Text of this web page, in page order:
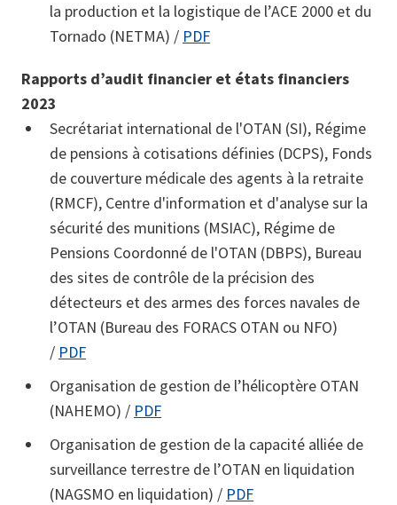
la production et la logistique de l’ACE 2000 et du
Tornado (NETMA) / PDF
Rapports d’audit financier et états financiers
2023
Secrétariat international de l'OTAN (SI), Régime
de pensions à cotisations définies (DCPS), Fonds
de couverture médicale des agents à la retraite
(RMCF), Centre d'information et d'analyse sur la
sécurité des munitions (MSIAC), Régime de
Pensions Coordonné de l'OTAN (DBPS), Bureau
des sites de contrôle de la précision des
détecteurs et des armes des forces navales de
l’OTAN (Bureau des FORACS OTAN ou NFO)
/ PDF
Organisation de gestion de l’hélicoptère OTAN
(NAHEMO) / PDF
Organisation de gestion de la capacité alliée de
surveillance terrestre de l’OTAN en liquidation
(NAGSMO en liquidation) / PDF